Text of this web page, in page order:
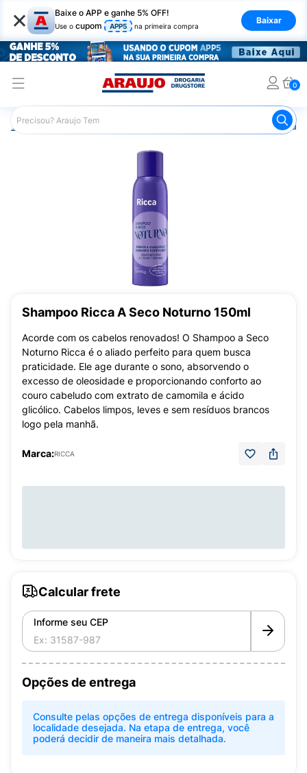
× Baixe o APP e ganhe 5% OFF!
Use o cupom APP5 na primeira compra
Baixar
0
Araujo Cabelo
Shampoo Ricca A Seco Noturno 150ml
Acorde com os cabelos renovados! O Shampoo a Seco
Noturno Ricca é o aliado perfeito para quem busca
praticidade. Ele age durante o sono, absorvendo o
excesso de oleosidade e proporcionando conforto ao
couro cabeludo com extrato de camomila e ácido
glicólico. Cabelos limpos, leves e sem resíduos brancos
logo pela manhã.
Marca:RICCA
Calcular frete
Informe seu CEP
Opções de entrega
Consulte pelas opções de entrega disponíveis para a
localidade desejada. Na etapa de entrega, você
poderá decidir de maneira mais detalhada.